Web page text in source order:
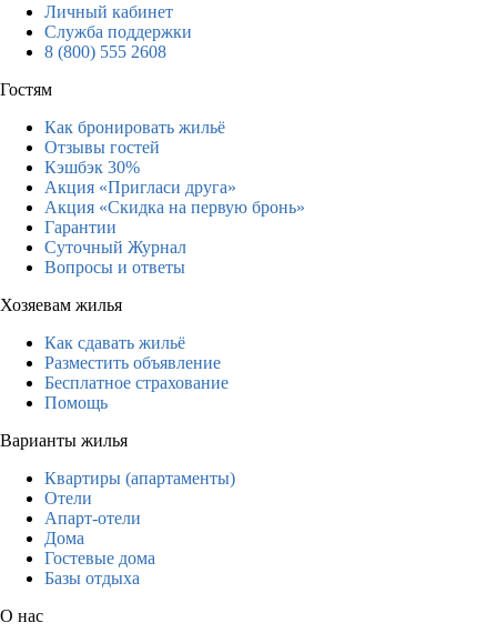
Личный кабинет
Служба поддержки
8 (800) 555 2608
Гостям
Как бронировать жильё
Отзывы гостей
Кэшбэк 30%
Акция «Пригласи друга»
Акция «Скидка на первую бронь»
Гарантии
Суточный Журнал
Вопросы и ответы
Хозяевам жилья
Как сдавать жильё
Разместить объявление
Бесплатное страхование
Помощь
Варианты жилья
Квартиры (апартаменты)
Отели
Апарт-отели
Дома
Гостевые дома
Базы отдыха
О нас